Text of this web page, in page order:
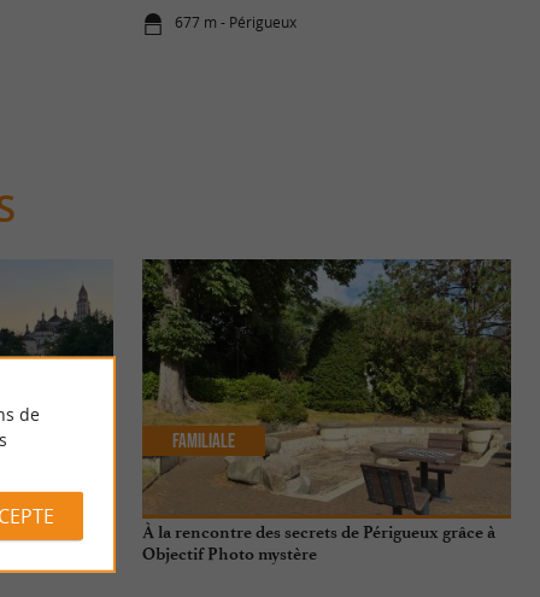
677 m - Périgueux
Périgueux
À la rencontre des secrets de Périgueux grâce à
Objectif Photo mystère
Familiale
de